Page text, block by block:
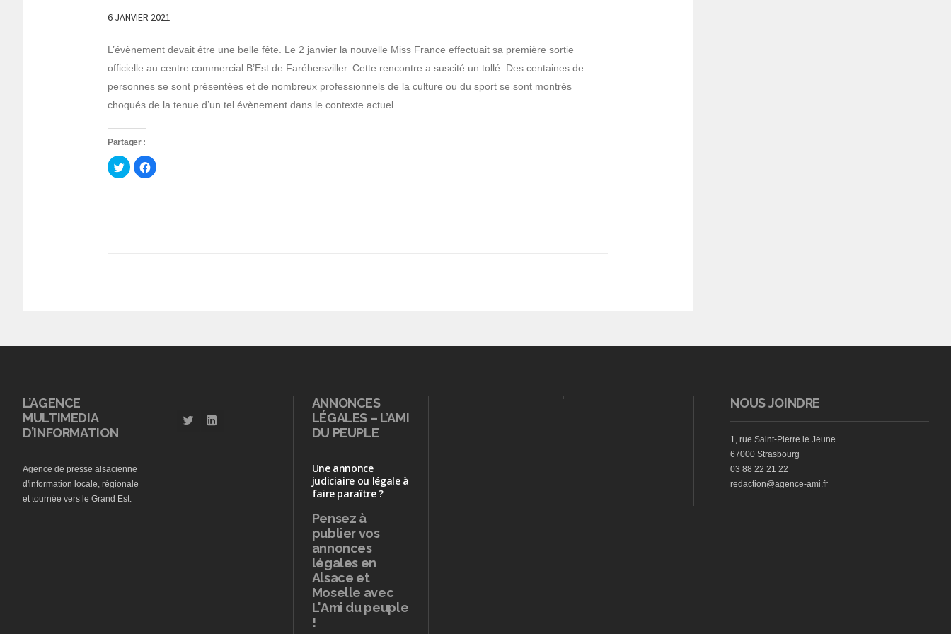
6 JANVIER 2021
L’évènement devait être une belle fête. Le 2 janvier la nouvelle Miss France effectuait sa première sortie
officielle au centre commercial B’Est de Farébersviller. Cette rencontre a suscité un tollé. Des centaines de
personnes se sont présentées et de nombreux professionnels de la culture ou du sport se sont montrés
choqués de la tenue d’un tel évènement dans le contexte actuel.
Partager :
Cliquez
pour
partager
Cliquez
pour
L’AGENCE
MULTIMEDIA
D’INFORMATION
Agence de presse alsacienne
d'information locale, régionale
et tournée vers le Grand Est.
ANNONCES
LÉGALES – L’AMI
DU PEUPLE
Une annonce
judiciaire ou légale à
faire paraître ?
Pensez à
publiervos
annonces
légales en
Alsace et
Moselle avec
L'Ami du peuple
!
NOUS JOINDRE
1, rue Saint-Pierre le Jeune
67000 Strasbourg
03 88 22 21 22
redaction@agence-ami.fr